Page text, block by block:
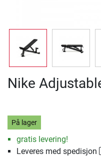
Nike
På lager
gratis levering!
Leveres med spedisjon